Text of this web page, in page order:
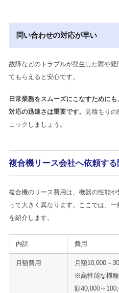
問い合わせの対応が早い
故障などのトラブルが発生した際や
てもらえると安心です。
日常業務をスムーズにこなすために
対応の迅速さは重要です。
見積もり
ェックしましょう。
複合機リース会社へ依頼す
複合機のリース費用は、機器の性能
って大きく異なります。ここでは、
を紹介します。
内訳 費用
月額費用
月額10,000～
※高性能な機
額40,000～